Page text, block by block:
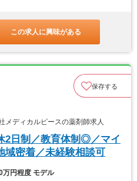
この求人に興味がある
保存する
ディカルピースの薬剤師求人
2日制／教育体制◎／マイ
域密着／未経験相談可
万円程度 モデル